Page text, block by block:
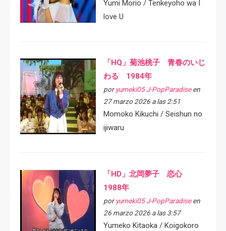
Yumi Morio / Tenkeyoho wa I
love U
「HQ」菊池桃子 青春のいじ
わる 1984年
por yumeki05 J-PopParadiseen
27 marzo 2026 a las 2:51
Momoko Kikuchi / Seishun no
ijiwaru
「HD」北岡夢子 恋心
1988年
por yumeki05 J-PopParadiseen
26 marzo 2026 a las 3:57
Yumeko Kitaoka / Koigokoro